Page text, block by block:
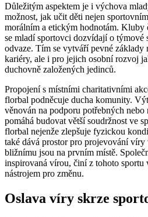
Důležitým aspektem je i výchova
možnost, jak učit děti nejen
morálním a etickým hodnotám. Kluby
se mladí sportovci dozvídají o týmové
odvaze. Tím se vytváří pevné
kariéry, ale i pro jejich osobní rozvoj
duchovně založených jedinců.
Propojení s místními charitativními
florbal podněcuje ducha komunity.
věnován na podporu potřebných
pomáhá budovat větší soudržnost ve
florbal nejenže zlepšuje fyzickou
také dává prostor pro projevování
bližnímu jsou na prvním místě.
inspirovaná vírou, činí z tohoto sportu
nástrojem pro změnu.
Oslava víry skrze